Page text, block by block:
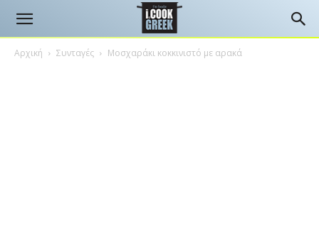
Αρχική Συνταγές Μοσχαράκι κοκκινιστό με αρακά